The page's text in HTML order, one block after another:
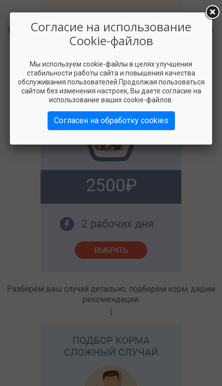
Подберём три варианта корма для питомца по вашему
запросу. Учтём пожелания по цене.
2500
Разберём ваш случай детально, подберём корм, дадим
рекомендации.
Согласие на использование
Cookie-файлов
Мы используем cookie-файлы в целях улучшения
стабильности работы сайта и повышения качества
обслуживания пользователей.Продолжая пользоваться
сайтом без изменения настроек, Вы даете согласие на
использование ваших cookie-файлов.
Согласен на обработку cookies